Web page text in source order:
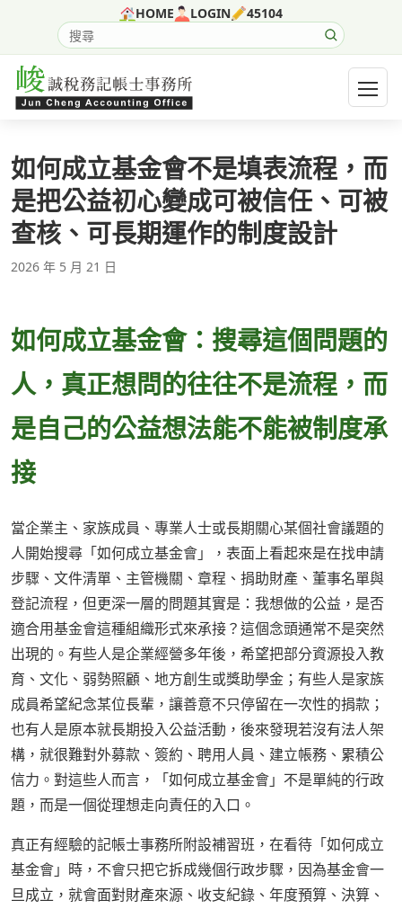
HOME LOGIN 45104
搜尋網站內容
開啟
如何成立基金會不是填表流程，而
是把公益初心變成可被信任、可被
查核、可長期運作的制度設計
2026 年 5 月 21 日
如何成立基金會：搜尋這個問題的
人，真正想問的往往不是流程，而
是自己的公益想法能不能被制度承
接
當企業主、家族成員、專業人士或長期關心某個社會議題的
人開始搜尋「如何成立基金會」，表面上看起來是在找申請
步驟、文件清單、主管機關、章程、捐助財產、董事名單與
登記流程，但更深一層的問題其實是：我想做的公益，是否
適合用基金會這種組織形式來承接？這個念頭通常不是突然
出現的。有些人是企業經營多年後，希望把部分資源投入教
育、文化、弱勢照顧、地方創生或獎助學金；有些人是家族
成員希望紀念某位長輩，讓善意不只停留在一次性的捐款；
也有人是原本就長期投入公益活動，後來發現若沒有法人架
構，就很難對外募款、簽約、聘用人員、建立帳務、累積公
信力。對這些人而言，「如何成立基金會」不是單純的行政
題，而是一個從理想走向責任的入口。
真正有經驗的記帳士事務所附設補習班，在看待「如何成立
基金會」時，不會只把它拆成幾個行政步驟，因為基金會一
旦成立，就會面對財產來源、收支紀錄、年度預算、決算、